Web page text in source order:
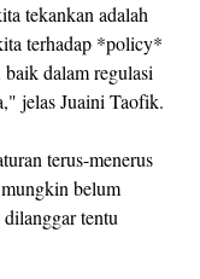
tekankan adalah
terhadap *policy*
dalam regulasi
jelas Juaini Taofik.
terus-menerus
belum
tentu